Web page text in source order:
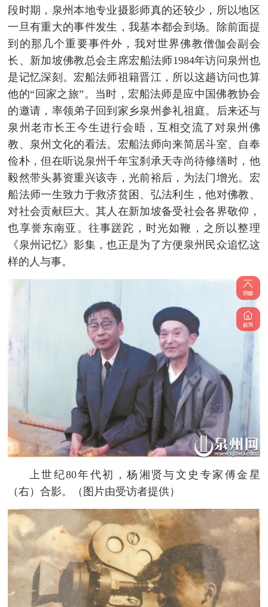
段时期，泉州本地专业摄影师真的还较少，所以地区
一旦有重大的事件发生，我基本都会到场。除前面提
到的那几个重要事件外，我对世界佛教僧伽会副会
长、新加坡佛教总会主席宏船法师1984年访问泉州也
是记忆深刻。宏船法师祖籍晋江，所以这趟访问也算
他的“回家之旅”。当时，宏船法师是应中国佛教协会
的邀请，率领弟子回到家乡泉州参礼祖庭。后来还与
泉州老市长王今生进行会晤，互相交流了对泉州佛
教、泉州文化的看法。宏船法师向来简居斗室、自奉
俭朴，但在听说泉州千年宝刹承天寺尚待修缮时，他
毅然带头募资重兴该寺，光前裕后，为法门增光。宏
船法师一生致力于救济贫困、弘法利生，他对佛教、
对社会贡献巨大。其人在新加坡备受社会各界敬仰，
也享誉东南亚。往事蹉跎，时光如鞭，之所以整理
《泉州记忆》影集，也正是为了方便泉州民众追忆这
样的人与事。
上世纪80年代初，杨湘贤与文史专家傅金星
（右）合影。（图片由受访者提供）